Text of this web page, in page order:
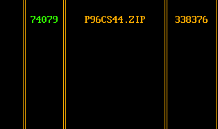
74079 P96CS44.ZIP 338376